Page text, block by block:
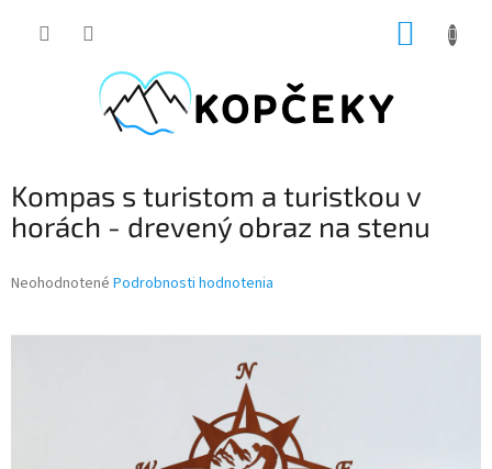
Kompas s turistom a turistkou v
horách - drevený obraz na stenu
Priemerné
Neohodnotené Podrobnosti hodnotenia